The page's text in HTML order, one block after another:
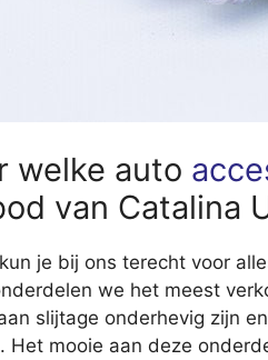
welke auto
van Catalina
je bij ons terecht voor
we het meest
slijtage onderhevig zijn
Het mooie aan deze